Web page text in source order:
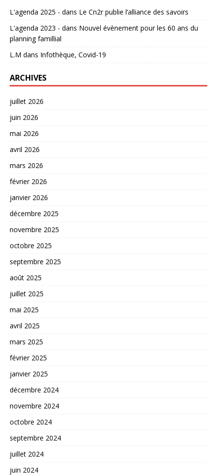
L'agenda 2025 - dans Le Cn2r publie l’alliance des savoirs
L'agenda 2023 - dans Nouvel évènement pour les 60 ans du
planning famillial
L.M dans Infothèque, Covid-19
ARCHIVES
juillet 2026
juin 2026
mai 2026
avril 2026
mars 2026
février 2026
janvier 2026
décembre 2025
novembre 2025
octobre 2025
septembre 2025
août 2025
juillet 2025
mai 2025
avril 2025
mars 2025
février 2025
janvier 2025
décembre 2024
novembre 2024
octobre 2024
septembre 2024
juillet 2024
juin 2024